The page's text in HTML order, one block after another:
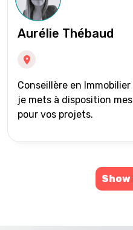
Aurélie Thébaud
Conseillère en
je mets à disposition
pour vos projets.
Show